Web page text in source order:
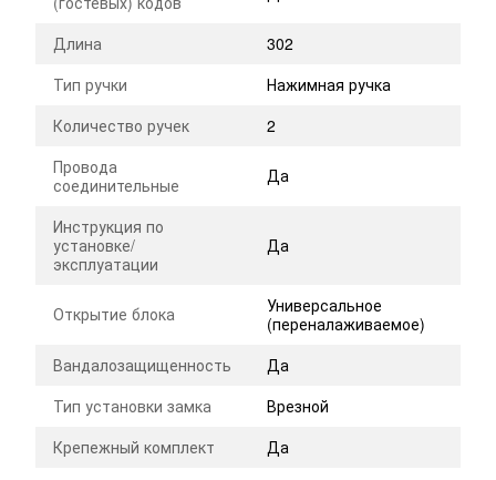
Длина
302
Тип ручки
Нажимная ручка
Количество ручек
2
Провода
соединительные
Да
Инструкция по
установке/
эксплуатации
Да
Открытие блока
Универсальное
(переналаживаемое)
Вандалозащищенность
Да
Тип установки замка
Врезной
Крепежный комплект
Да